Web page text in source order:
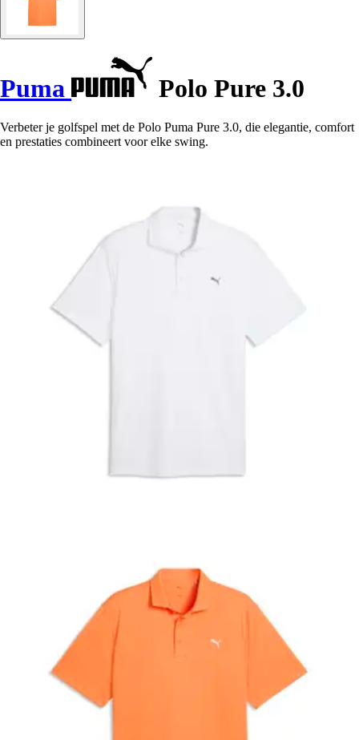
Puma Polo Pure 3.0
Verbeter je golfspel met de Polo Puma Pure 3.0, die elegantie, comfort
en prestaties combineert voor elke swing.